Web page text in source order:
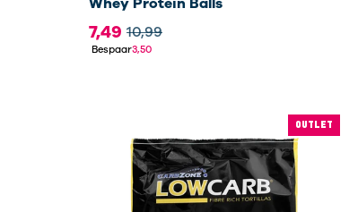
Whey Protein Balls
7,49 10,99
Bespaar3,50
OUTLET